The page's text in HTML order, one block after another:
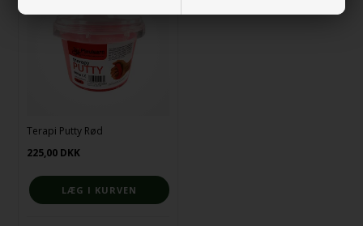
Terapi Putty Rød
225,00 DKK